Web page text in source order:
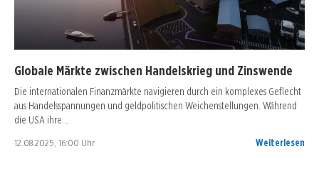
Globale Märkte zwischen Handelskrieg und Zinswende
Die internationalen Finanzmärkte navigieren durch ein komplexes Geflecht
aus Handelsspannungen und geldpolitischen Weichenstellungen. Während
die USA ihre…
12.08.2025, 16:00 Uhr Weiterlesen